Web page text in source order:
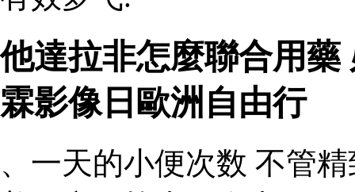
他達拉非怎麼聯合用
霖影像日歐洲自由行
、一天的小便次数 不管